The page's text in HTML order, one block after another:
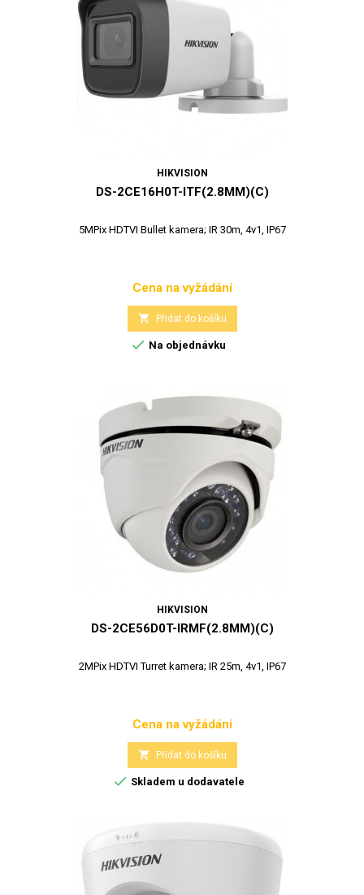
HIKVISION
DS-2CE16H0T-ITF(2.8MM)(C)
5MPix HDTVI Bullet kamera; IR 30m, 4v1, IP67
Cena
Cena na vyžádání
 Přidat do košíku
 Na objednávku
HIKVISION
DS-2CE56D0T-IRMF(2.8MM)(C)
2MPix HDTVI Turret kamera; IR 25m, 4v1, IP67
Cena
Cena na vyžádání
 Přidat do košíku
 Skladem u dodavatele